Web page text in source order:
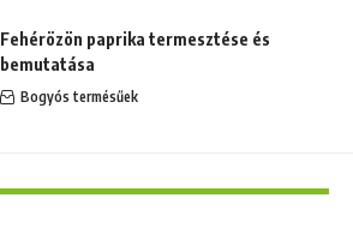
Fehérözön paprika termesztése és
bemutatása
Bogyós termésűek